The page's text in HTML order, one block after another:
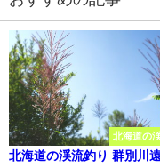
北海道の
北海道の渓流釣り 群別川